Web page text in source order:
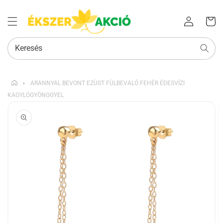
Bejelentkezés
kosara
Keresés
›
ARANNYAL BEVONT EZÜST FÜLBEVALÓ FEHÉR ÉDESVÍZI
KAGYLÓGYÖNGGYEL
UGRÁS A
TERMÉKADATOKRA